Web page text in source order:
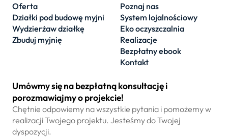
Oferta
Działki pod budowę myjni
Wydzierżaw działkę
Zbuduj myjnię
Poznaj nas
System lojalnościowy
Eko oczyszczalnia
Realizacje
Bezpłatny ebook
Kontakt
Umówmy się na bezpłatną konsultację i
porozmawiajmy o projekcie!
Chętnie odpowiemy na wszystkie pytania i pomożemy w
realizacji Twojego projektu. Jesteśmy do Twojej
dyspozycji.